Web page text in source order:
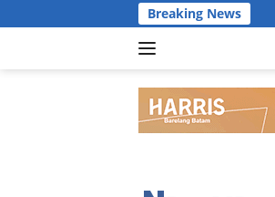
ke
Breaking News